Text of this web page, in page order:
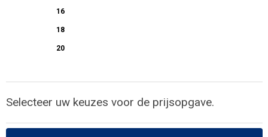
16
18
20
Selecteer uw keuzes voor de prijsopgave.